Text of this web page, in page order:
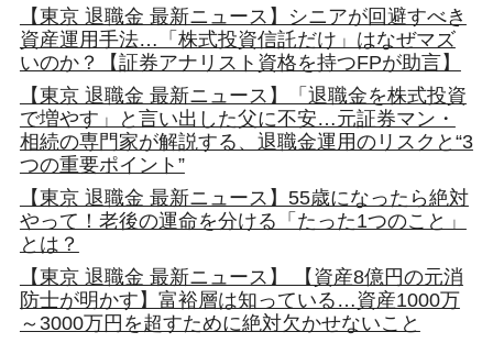
【東京 退職金 最新ニュース】シニアが回避すべき
資産運用手法…「株式投資信託だけ」はなぜマズ
いのか？【証券アナリスト資格を持つFPが助言】
【東京 退職金 最新ニュース】「退職金を株式投資
で増やす」と言い出した父に不安…元証券マン・
相続の専門家が解説する、退職金運用のリスクと“3
つの重要ポイント”
【東京 退職金 最新ニュース】55歳になったら絶対
やって！老後の運命を分ける「たった1つのこと」
とは？
【東京 退職金 最新ニュース】 【資産8億円の元消
防士が明かす】富裕層は知っている…資産1000万
～3000万円を超すために絶対欠かせないこと